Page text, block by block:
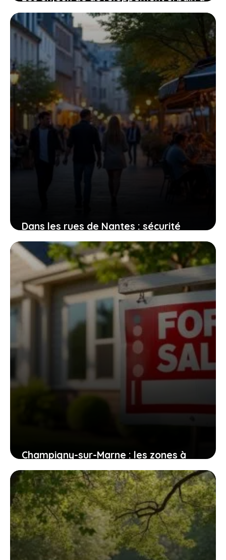
Saint-Genis-Laval : focus sur les
quartiers chauds
4 août 2026
Dans les rues de Nantes : sécurité
perçue et réalités des quartiers
2 août 2026
Champigny-sur-Marne : les zones à
éviter pour les futurs habitants
1 août 2026